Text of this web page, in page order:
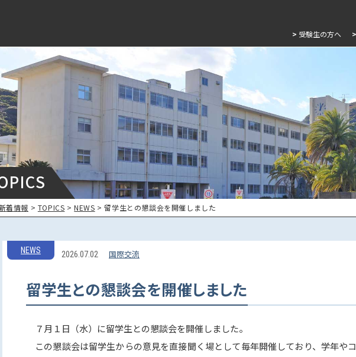
> 受験生の方へ >
着情報 > TOPICS >NEWS > 留学生との懇談会を開催しました
NEWS 2026.07.02 国際交流
留学生との懇談会を開催しました
７月１日（水）に留学生との懇談会を開催しました。
この懇談会は留学生からの意見を直接聞く場として毎年開催しており、学年や